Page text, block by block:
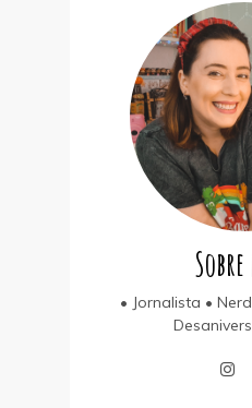
• Jornalista •